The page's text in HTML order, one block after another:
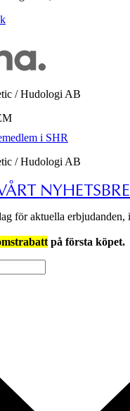
/ Hudologi AB
/ Hudologi AB
för aktuella erbjudanden,
på första köpet.